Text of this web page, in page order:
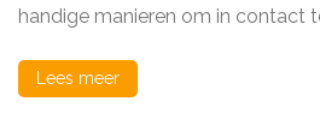
handige manieren om in contact
Lees meer